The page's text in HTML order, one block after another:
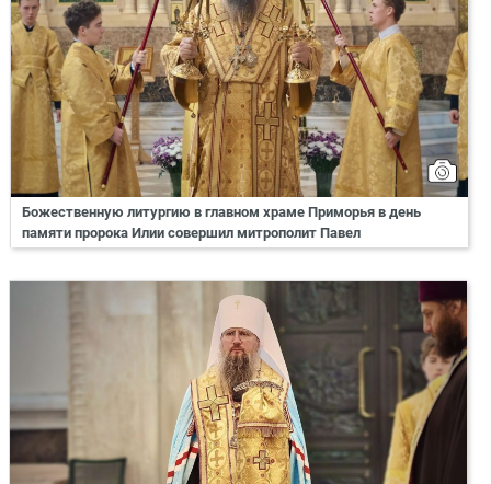
Божественную литургию в главном храме Приморья в день
памяти пророка Илии совершил митрополит Павел